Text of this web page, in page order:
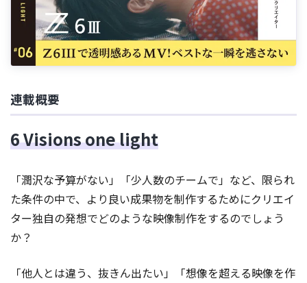
連載概要
6 Visions one light
「潤沢な予算がない」「少人数のチームで」など、限られ
た条件の中で、より良い成果物を制作するためにクリエイ
ター独自の発想でどのような映像制作をするのでしょう
か？
「他人とは違う、抜きん出たい」「想像を超える映像を作